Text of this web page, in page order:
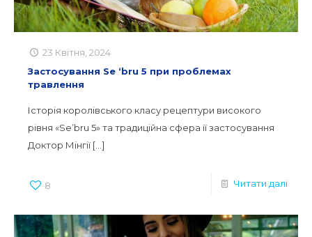
23 Квітня, 2024
Застосування Se ‘bru 5 при проблемах
травлення
Історія королівського класу рецептури високого
рівня «Se’bru 5» та традиційна сфера її застосування
Доктор Мінгії […]
8 Читати далі